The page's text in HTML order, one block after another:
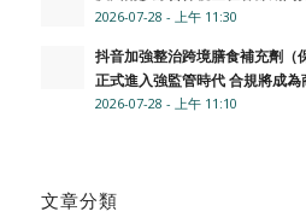
2026-07-28 - 上午 11:30
抖音加強整治跨境膳食補充劑（
正式進入強監管時代 合規將成為
2026-07-28 - 上午 11:10
文章分類